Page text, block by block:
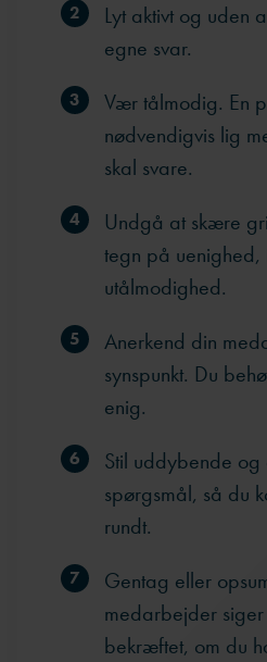
Lyt aktivt og uden
egne svar.
Vær tålmodig. En
nødvendigvis lig
skal svare.
Undgå at skære
tegn på uenighed,
utålmodighed.
Anerkend din
synspunkt. Du
enig.
Stil uddybende
spørgsmål, så du
rundt.
Gentag eller
medarbejder
bekræftet, om du